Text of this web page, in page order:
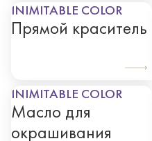
СОТРУДНИЧЕСТВО
НОВОСТИ
ПОИСК
INIMITABLE COLOR
Прямой краситель
INIMITABLE COLOR
Масло для
окрашивания